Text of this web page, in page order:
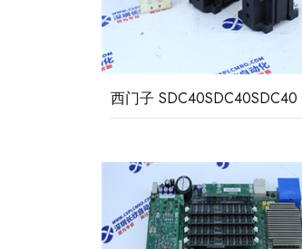
西门子 SDC40SDC40SDC40